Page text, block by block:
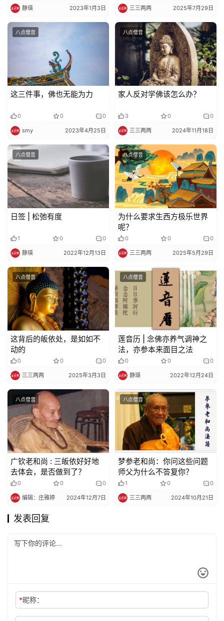
巡
礼
纪
佛
教
艺
术
政
策
法
免
责
声
明
静瑛 2023年1月3日 三三两两 2025年7月29日
八点僧音
这三件事，佛也无能为力
0 0 0
smy 2023年4月25日
八点僧音
家人反对学佛该怎么办？
3 0 0
三三两两 2024年11月18日
八点僧音
日签 | 松弛有度
1 0 0
静瑛 2022年12月13日
八点僧音
为什么要求生西方极乐世界
呢？
0 0 0
三三两两 2025年5月29日
八点僧音
这背后的皈依处，是如如不
动的
0 0 0
三三两两 2025年3月3日
八点僧音
莲音历 | 念佛亦养气调神之
法，亦参本来面目之法
0 0 0
静瑛 2022年12月24日
八点僧音
广钦老和尚 : 三皈依好好地
去体会，是否做到了？
0 0 0
编辑：庄雅婷 2024年12月7日
八点僧音
梦参老和尚：你问这些问题
师父为什么不答复你？
1 0 0
三三两两 2024年10月21日
发表回复
*昵称：